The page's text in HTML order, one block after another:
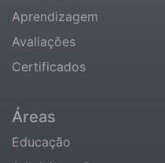
Aprendizagem
Avaliações
Certificados
Áreas
Educação